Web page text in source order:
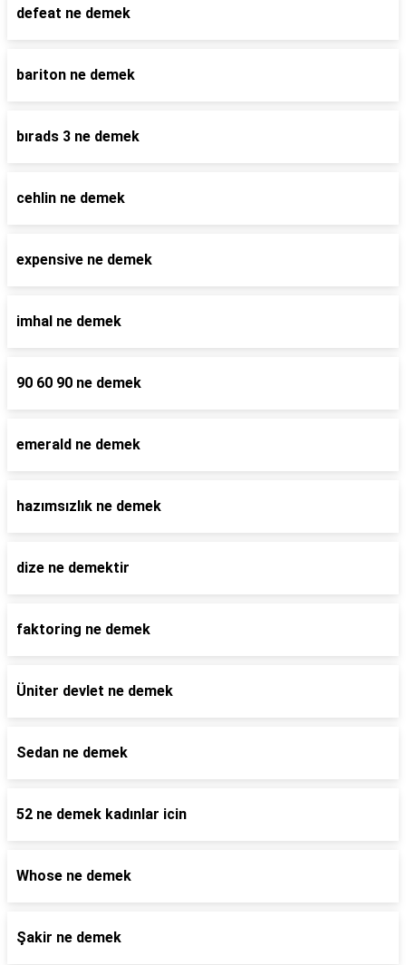
defeat ne demek
bariton ne demek
bırads 3 ne demek
cehlin ne demek
expensive ne demek
imhal ne demek
90 60 90 ne demek
emerald ne demek
hazımsızlık ne demek
dize ne demektir
faktoring ne demek
Üniter devlet ne demek
Sedan ne demek
52 ne demek kadınlar icin
Whose ne demek
Şakir ne demek